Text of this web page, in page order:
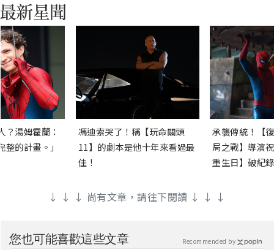
？湯姆霍蘭：
的計畫。」
馮迪索哭了！稱【玩命關頭
11】的劇本是他十年來看過最
佳！
承襲傳統！【
局之戰】導演
重生日】破紀
↓ ↓ ↓ 尚有文章，請往下閱讀 ↓ ↓ ↓
您也可能喜歡這些文章 Recommended by